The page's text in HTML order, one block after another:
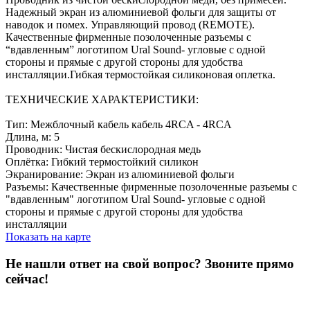
Надежный экран из алюминиевой фольги для защиты от
наводок и помех. Управляющий провод (REMOTE).
Качественные фирменные позолоченные разъемы с
“вдавленным” логотипом Ural Sound- угловые с одной
стороны и прямые с другой стороны для удобства
инсталляции.Гибкая термостойкая силиконовая оплетка.
ТЕХНИЧЕСКИЕ ХАРАКТЕРИСТИКИ:
Тип: Межблочный кабель кабель 4RCA - 4RCA
Длина, м: 5
Проводник: Чистая бескислородная медь
Оплётка: Гибкий термостойкий силикон
Экранирование: Экран из алюминиевой фольги
Разъемы: Качественные фирменные позолоченные разъемы с
"вдавленным" логотипом Ural Sound- угловые с одной
стороны и прямые с другой стороны для удобства
инсталляции
Показать на карте
Не нашли ответ на свой вопрос? Звоните прямо
сейчас!